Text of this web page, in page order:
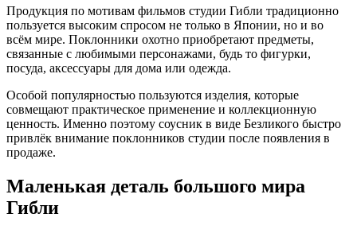
Продукция по мотивам фильмов студии Гибли традиционно
пользуется высоким спросом не только в Японии, но и во
всём мире. Поклонники охотно приобретают предметы,
связанные с любимыми персонажами, будь то фигурки,
посуда, аксессуары для дома или одежда.
Особой популярностью пользуются изделия, которые
совмещают практическое применение и коллекционную
ценность. Именно поэтому соусник в виде Безликого быстро
привлёк внимание поклонников студии после появления в
продаже.
Маленькая деталь большого мира
Гибли